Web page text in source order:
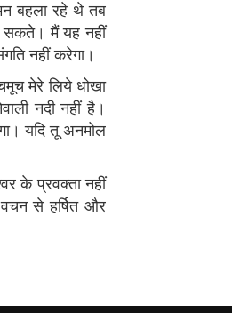
बहला रहे थे तब
सकते। मैं यह नहीं
नहीं करेगा।
मेरे लिये धोखा
नदी नहीं है।
यदि तू अनमोल
के प्रवक्ता नहीं
से हर्षित और